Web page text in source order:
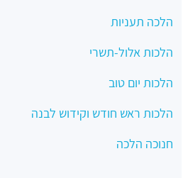
הלכה תעניות
הלכות אלול-תשרי
הלכות יום טוב
הלכות ראש חודש וקידוש לבנה
חנוכה הלכה